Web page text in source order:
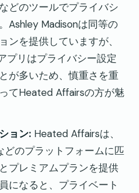
どのツールでプライバシ
Ashley Madisonは同等の
ンを提供していますが、
プリはプライバシー設定
が多いため、慎重さを重
てHeated Affairsの方が魅
ョン: Heated Affairsは、
のプラットフォームに匹
プレミアムプランを提供
になると、プライベート